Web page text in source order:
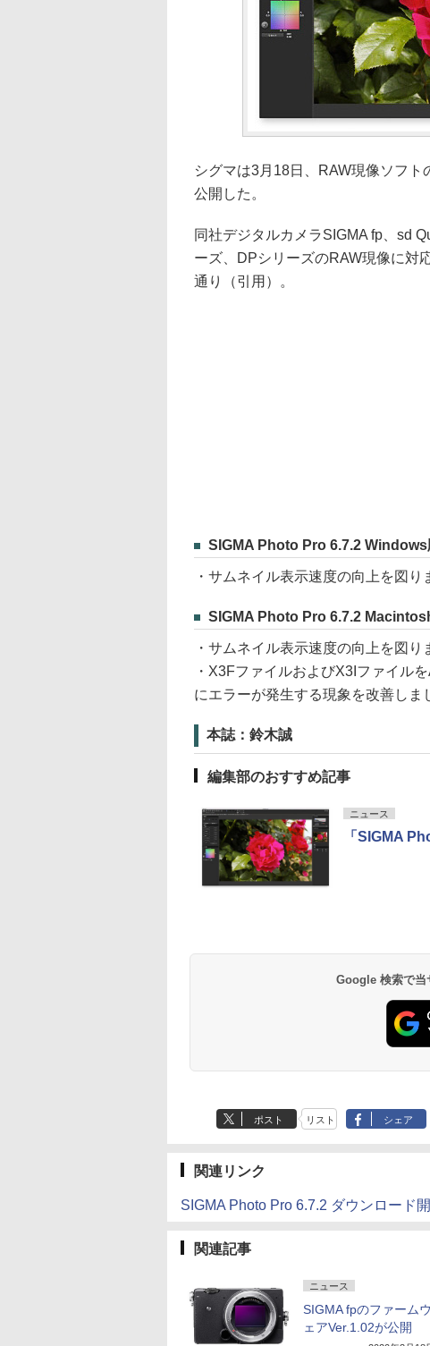
シグマは3月18日、RAW現像ソフ
公開した。
同社デジタルカメラSIGMA fp、sd
ーズ、DPシリーズのRAW現像に対
通り（引用）。
SIGMA Photo Pro 6.7.2 Windows
・サムネイル表示速度の向上を図り
SIGMA Photo Pro 6.7.2
・サムネイル表示速度の向上を図り
・X3FファイルおよびX3Iファイル
にエラーが発生する現象を改善しま
本誌：鈴木誠
編集部のおすすめ記事
ニュース
「SIGMA
Google 検索で当
ポスト リスト シェア
関連リンク
SIGMA Photo Pro 6.7.2 ダウンロード
関連記事
ニュース
SIGMA fpのファームウ
ェアVer.1.02が公開